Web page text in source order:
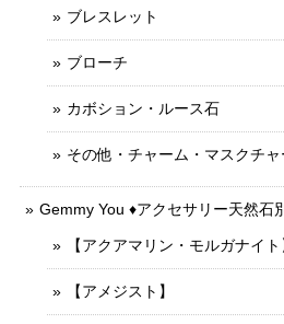
ブレスレット
ブローチ
カボション・ルース石
その他・チャーム・マスクチャ
Gemmy You ♦︎アクセサリー天然石
【アクアマリン・モルガナイト
【アメジスト】